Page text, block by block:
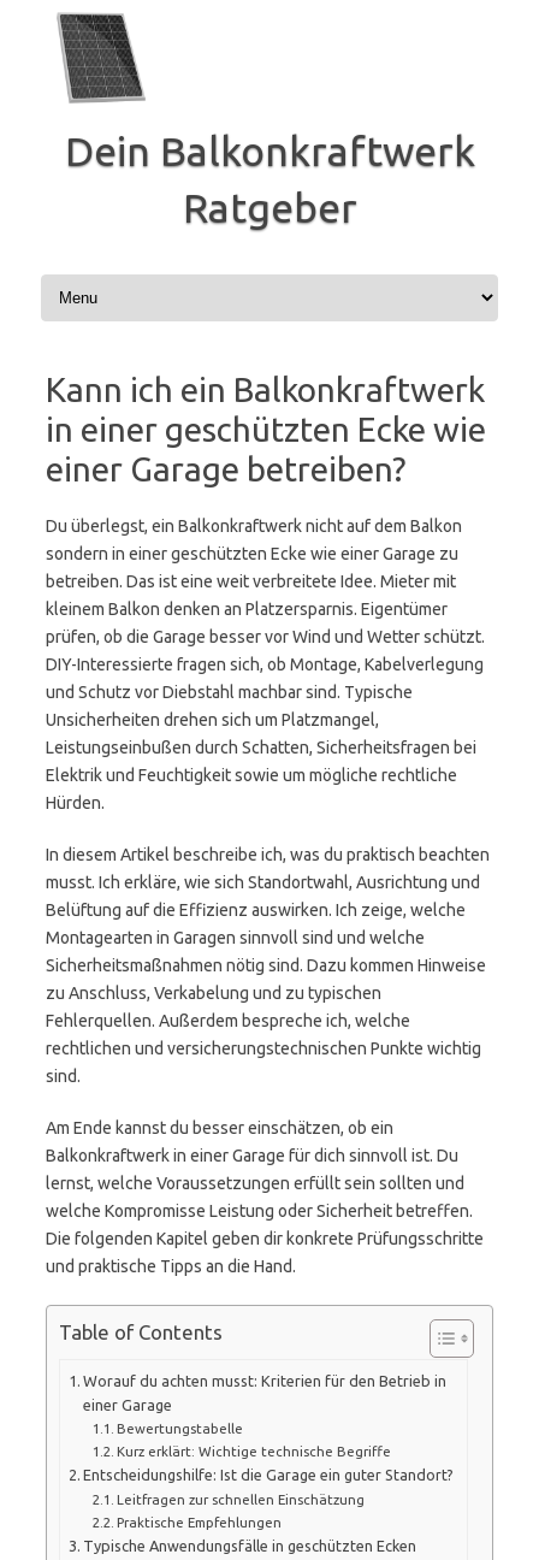
Inhalt
springen
Dein Balkonkraftwerk
Ratgeber
Kann ich ein Balkonkraftwerk
in einer geschützten Ecke wie
einer Garage betreiben?
Du überlegst, ein Balkonkraftwerk nicht auf dem Balkon
sondern in einer geschützten Ecke wie einer Garage zu
betreiben. Das ist eine weit verbreitete Idee. Mieter mit
kleinem Balkon denken an Platzersparnis. Eigentümer
prüfen, ob die Garage besser vor Wind und Wetter schützt.
DIY-Interessierte fragen sich, ob Montage, Kabelverlegung
und Schutz vor Diebstahl machbar sind. Typische
Unsicherheiten drehen sich um Platzmangel,
Leistungseinbußen durch Schatten, Sicherheitsfragen bei
Elektrik und Feuchtigkeit sowie um mögliche rechtliche
Hürden.
In diesem Artikel beschreibe ich, was du praktisch beachten
musst. Ich erkläre, wie sich Standortwahl, Ausrichtung und
Belüftung auf die Effizienz auswirken. Ich zeige, welche
Montagearten in Garagen sinnvoll sind und welche
Sicherheitsmaßnahmen nötig sind. Dazu kommen Hinweise
zu Anschluss, Verkabelung und zu typischen
Fehlerquellen. Außerdem bespreche ich, welche
rechtlichen und versicherungstechnischen Punkte wichtig
sind.
Am Ende kannst du besser einschätzen, ob ein
Balkonkraftwerk in einer Garage für dich sinnvoll ist. Du
lernst, welche Voraussetzungen erfüllt sein sollten und
welche Kompromisse Leistung oder Sicherheit betreffen.
Die folgenden Kapitel geben dir konkrete Prüfungsschritte
und praktische Tipps an die Hand.
Table of Contents
Worauf du achten musst: Kriterien für den Betrieb in
einer Garage
Bewertungstabelle
Kurz erklärt: Wichtige technische Begriffe
Entscheidungshilfe: Ist die Garage ein guter Standort?
Leitfragen zur schnellen Einschätzung
Praktische Empfehlungen
Typische Anwendungsfälle in geschützten Ecken